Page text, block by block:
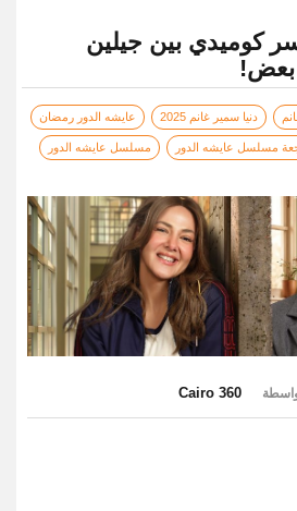
كوميدي بين جيلين
بعض!
دنيا سمير غانم 2025 عايشه الدور رمضان
مسلسل عايشه الدور مسلسل عايشه الدور
Cairo 360